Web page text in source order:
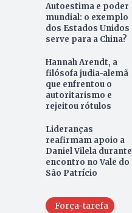
Autoestima e poder
mundial: o exemplo
dos Estados Unidos
serve para a China?
Hannah Arendt, a
filósofa judia-alemã
que enfrentou o
autoritarismo e
rejeitou rótulos
Lideranças
reafirmam apoio a
Daniel Vilela durante
encontro no Vale do
São Patrício
Força-tarefa